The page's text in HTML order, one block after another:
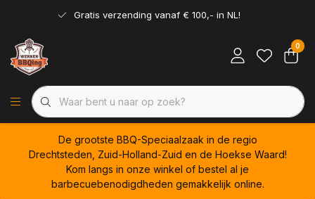
Gratis verzending vanaf € 100,- in NL!
0
De grootste BBQ-Speciaalzaak in de regio
Drechtsteden, Zuid-Holland-Zuid en de Hoekse Waard!
Kom langs in onze winkel of bestel al je
barbecuebenodigdheden gemakkelijk online.